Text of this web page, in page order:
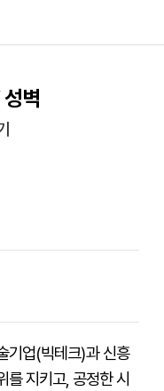
벽
기업(빅테크)과 신흥
지키고, 공정한 시